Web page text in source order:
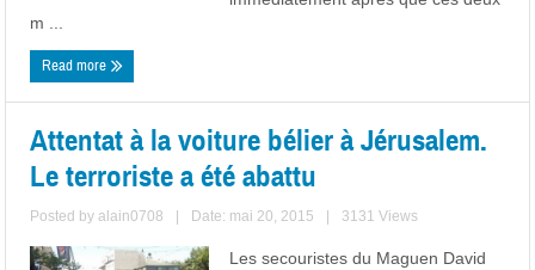
m ...
Read more
Attentat à la voiture bélier à Jérusalem.
Le terroriste a été abattu
Posted byalain0708 Date: mai 20, 2015 3131 Views
Les secouristes du Maguen David